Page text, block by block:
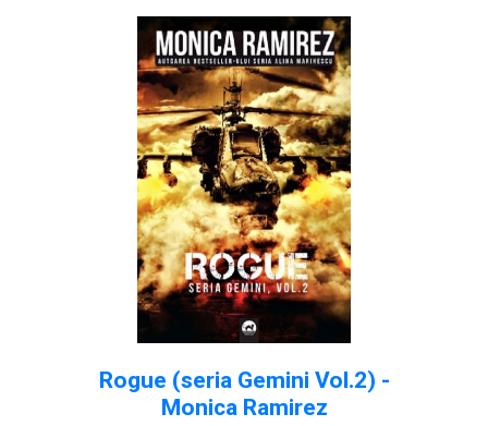
Rogue (seria Gemini Vol.2) -
Monica Ramirez